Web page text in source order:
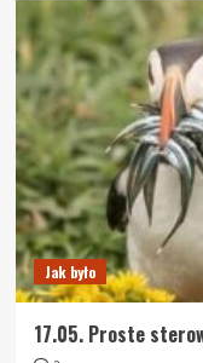
Jak było
17.05. Proste